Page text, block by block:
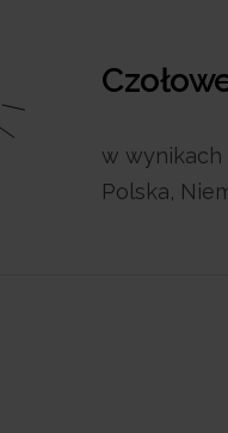
w wynikach
Polska,